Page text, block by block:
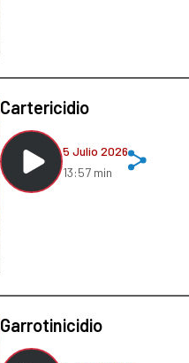
Cartericidio
5 Julio 2026
13:57 min
Garrotinicidio